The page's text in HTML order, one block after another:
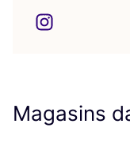
Magasins